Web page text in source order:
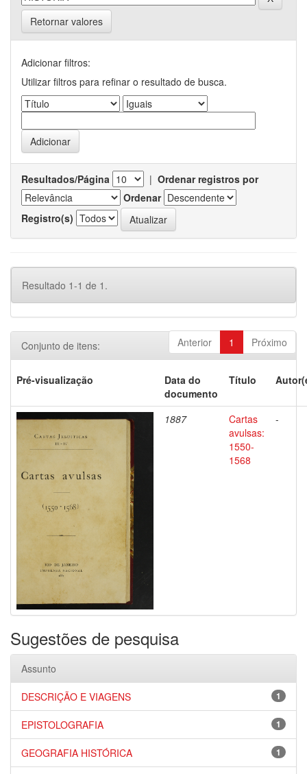
Retornar valores
Adicionar filtros:
Utilizar filtros para refinar o resultado de busca.
Resultados/Página | Ordenar registros por
Ordenar
Registro(s)
Resultado 1-1 de 1.
Anterior 1 Próximo
Conjunto de itens:
Pré-visualização
Data do
documento
Título
1887
Cartas
avulsas:
1550-
1568
-
Sugestões de pesquisa
Assunto
1
DESCRIÇÃO E VIAGENS
1
EPISTOLOGRAFIA
1
GEOGRAFIA HISTÓRICA